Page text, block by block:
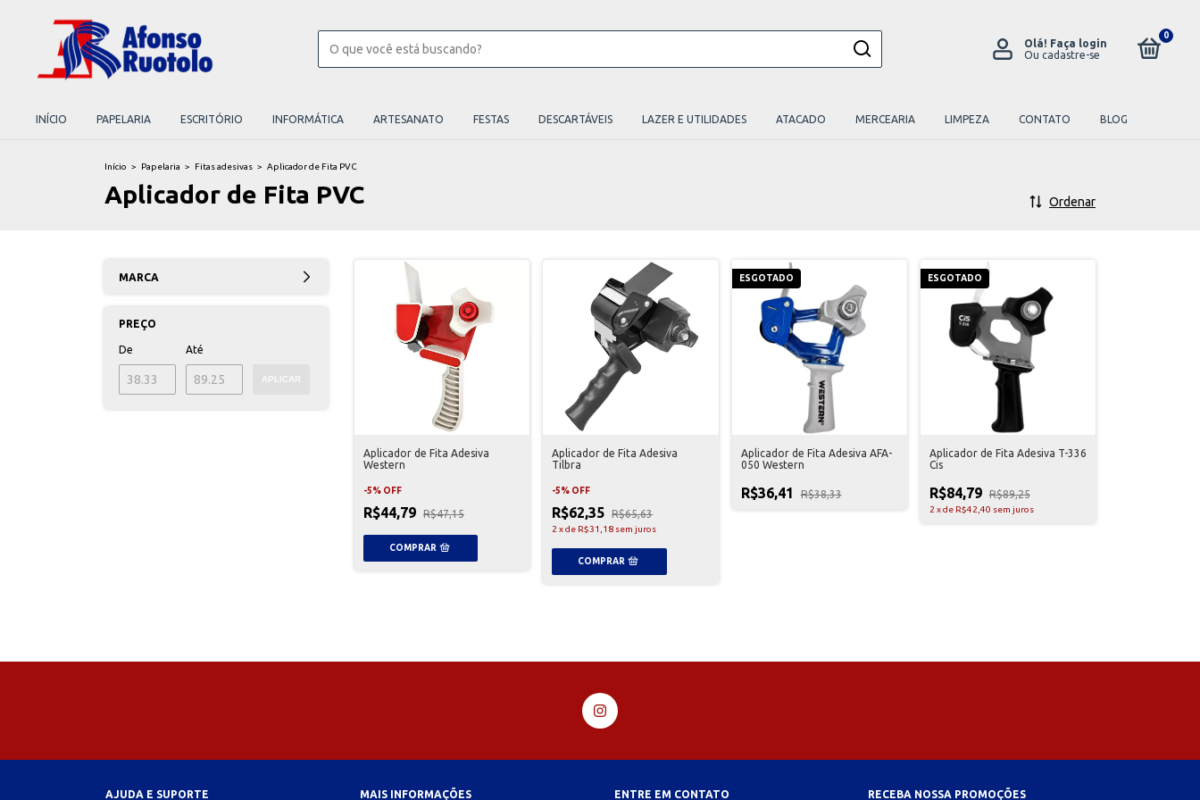
Olá! Faça login
Ou cadastre-se
0
INÍCIO PAPELARIA ESCRITÓRIO INFORMÁTICA ARTESANATO FESTAS DESCARTÁVEIS LAZER E UTILIDADES ATACADO MERCEARIA LIMPEZA CONTATO BLOG
Início > Papelaria > Fitas adesivas > Aplicador de Fita PVC
Aplicador de Fita PVC Ordenar
MARCA
PREÇO
De Até
APLICAR
Aplicador de Fita Adesiva
Western
-5% OFF
R$44,79 R$47,15
Aplicador de Fita Adesiva
Tilbra
-5% OFF
R$62,35 R$65,63
2 xde R$31,18 sem juros
ESGOTADO
Aplicador de Fita Adesiva AFA-
050 Western
R$36,41 R$38,33
ESGOTADO
Aplicador de Fita Adesiva T-336
Cis
R$84,79 R$89,25
2 xde R$42,40 sem juros
AJUDA E SUPORTE MAIS INFORMAÇÕES ENTRE EM CONTATO RECEBA NOSSA PROMOÇÕES